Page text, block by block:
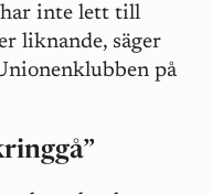
inte lett till
liknande, säger
på